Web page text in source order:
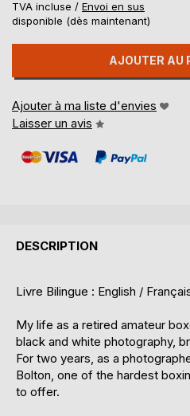
TVA incluse / Envoi en sus
disponible (dès maintenant)
AJOUTER AU
Ajouter à ma liste d'envies
Laisser un avis
DESCRIPTION
Livre Bilingue : English /
My life as a retired amateur
black and white photography,
For two years, as a
Bolton, one of the hardest
to offer.